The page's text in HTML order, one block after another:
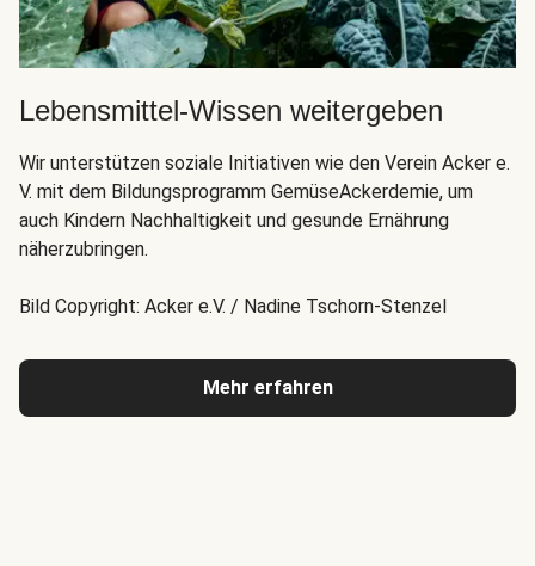
Lebensmittel-Wissen weitergeben
Wir unterstützen soziale Initiativen wie den Verein Acker e.
V. mit dem Bildungsprogramm GemüseAckerdemie, um
auch Kindern Nachhaltigkeit und gesunde Ernährung
näherzubringen.
Bild Copyright: Acker e.V. / Nadine Tschorn-Stenzel
Mehr erfahren